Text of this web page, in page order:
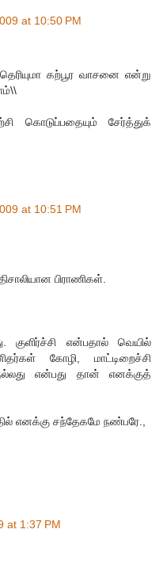
at 10:50 PM
கற்பூர வாசனை என்று
கொடுப்பதையும் சேர்த்துக்
at 10:51 PM
பிராணிகள்.
குளிர்ச்சி என்பதால் வெயில்
கோழி, மாட்டிறைச்சி
என்பது தான் எனக்குத்
எனக்கு சந்தேகமே நண்பரே.,
at 1:37 PM